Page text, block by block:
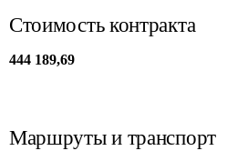
Стоимость контракта
444 189,69
Маршруты и транспорт